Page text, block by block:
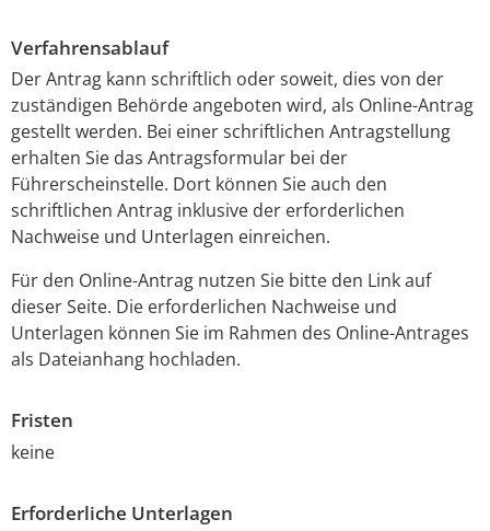
Verfahrensablauf
Der Antrag kann schriftlich oder soweit, dies von der
zuständigen Behörde angeboten wird, als Online-Antrag
gestellt werden. Bei einer schriftlichen Antragstellung
erhalten Sie das Antragsformular bei der
Führerscheinstelle. Dort können Sie auch den
schriftlichen Antrag inklusive der erforderlichen
Nachweise und Unterlagen einreichen.
Für den Online-Antrag nutzen Sie bitte den Link auf
dieser Seite. Die erforderlichen Nachweise und
Unterlagen können Sie im Rahmen des Online-Antrages
als Dateianhang hochladen.
Fristen
keine
Erforderliche Unterlagen